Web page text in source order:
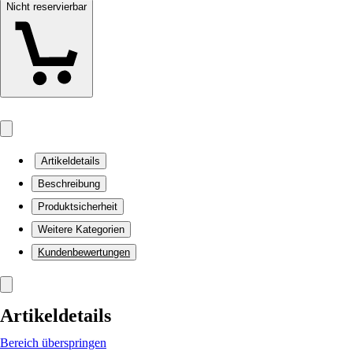
Nicht reservierbar
Artikeldetails
Beschreibung
Produktsicherheit
Weitere Kategorien
Kundenbewertungen
Artikeldetails
Bereich überspringen